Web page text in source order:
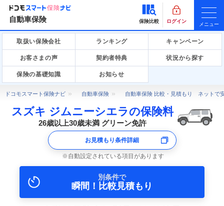
自動車保険 保険比較 ログイン
メニュー
取扱い保険会社 ランキング キャンペーン
お客さまの声 契約者特典 状況から探す
保険の基礎知識 お知らせ
ドコモスマート保険ナビ 自動車保険 自動車保険 比較・見積もり ネットで
スズキ ジムニーシエラの保険料
26歳以上30歳未満 グリーン免許
お見積もり条件詳細
自動設定されている項目があります
別条件で
瞬間！比較見積もり